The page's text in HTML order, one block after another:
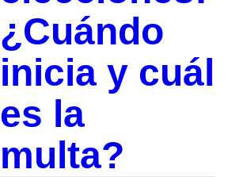
¿Cuándo
inicia y cuál
es la
multa?